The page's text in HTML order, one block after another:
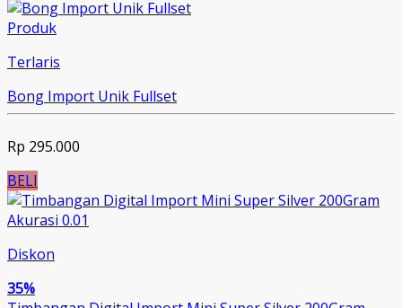
Produk
Terlaris
Bong Import Unik Fullset
Rp 295.000
BELI
Diskon
35%